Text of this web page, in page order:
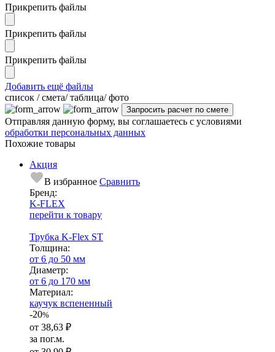
Прикрепить файлы
Прикрепить файлы
Прикрепить файлы
Добавить ещё файлы
cписок / смета/ таблица/ фото
Отправляя данную форму, вы соглашаетесь с условиями
обработки персональных данных
Похожие товары
Акция
В избранное Сравнить
Бренд:
K-FLEX
перейти к товару
Трубка K-Flex ST
Тол­щи­на:
от 6 до 50 мм
Диаметр:
от 6 до 170 мм
Ма­­те­­ри­­ал:
каучук вспененный
-20%
от 38,63 ₽
за пог.м.